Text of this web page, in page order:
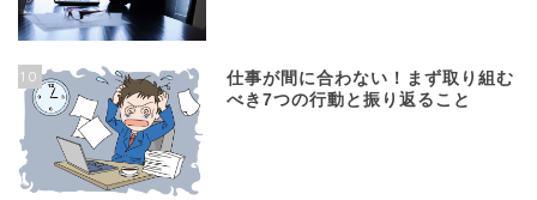
10
仕事が間に合わない！まず取り組む
べき7つの行動と振り返ること